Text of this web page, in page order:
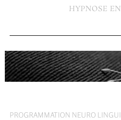
HYPNOSE
PROGRAMMATION NEURO